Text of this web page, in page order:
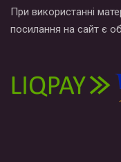
При використанні
посилання на сайт є